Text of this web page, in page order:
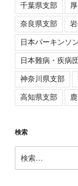
千葉県支部
奈良県支部
日本パーキンソ
日本難病・疾病
神奈川県支部
高知県支部
検索
索: